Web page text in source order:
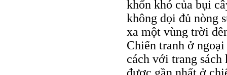
khốn khó của bụi
không dọi đủ nòng
xa một vùng trời
Chiến tranh ở
cách với trang